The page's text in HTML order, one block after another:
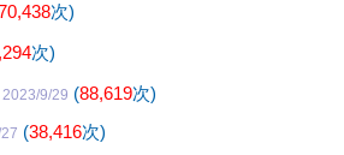
次)
次)
2023/9/29 (88,619次)
(38,416次)